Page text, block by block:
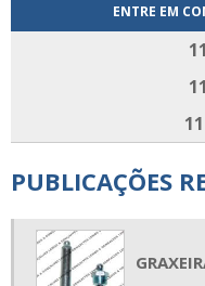
ENTRE EM
PUBLICAÇÕES